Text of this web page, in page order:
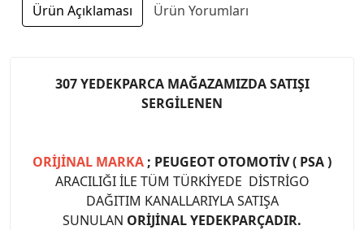
Ürün Açıklaması Ürün Yorumları
307 YEDEKPARCA MAĞAZAMIZDA SATIŞI
SERGİLENEN
ORİJİNAL MARKA ; PEUGEOT OTOMOTİV ( PSA )
ARACILIĞI İLE TÜM TÜRKİYEDE DİSTRİGO
DAĞITIM KANALLARIYLA SATIŞA
SUNULAN ORİJİNAL YEDEKPARÇADIR.